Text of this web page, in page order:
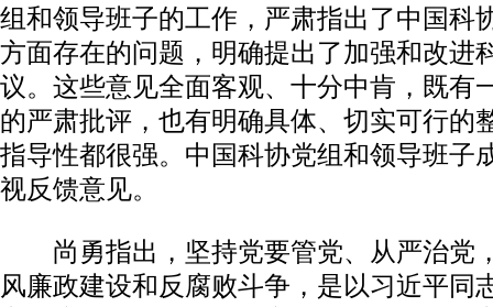
组和领导班子的工作，严肃指出了中国科
方面存在的问题，明确提出了加强和改进
议。这些意见全面客观、十分中肯，既有
的严肃批评，也有明确具体、切实可行的
指导性都很强。中国科协党组和领导班子
视反馈意见。
尚勇指出，坚持党要管党、从严治党
风廉政建设和反腐败斗争，是以习近平同